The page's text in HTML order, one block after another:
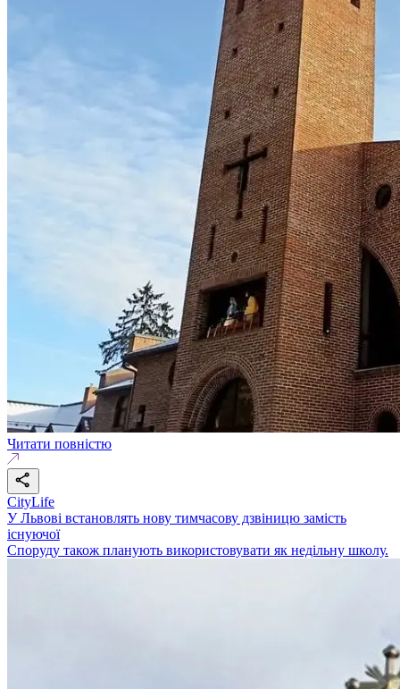
Читати повністю
CityLife
У Львові встановлять нову тимчасову дзвіницю замість
існуючої
Споруду також планують використовувати як недільну школу.